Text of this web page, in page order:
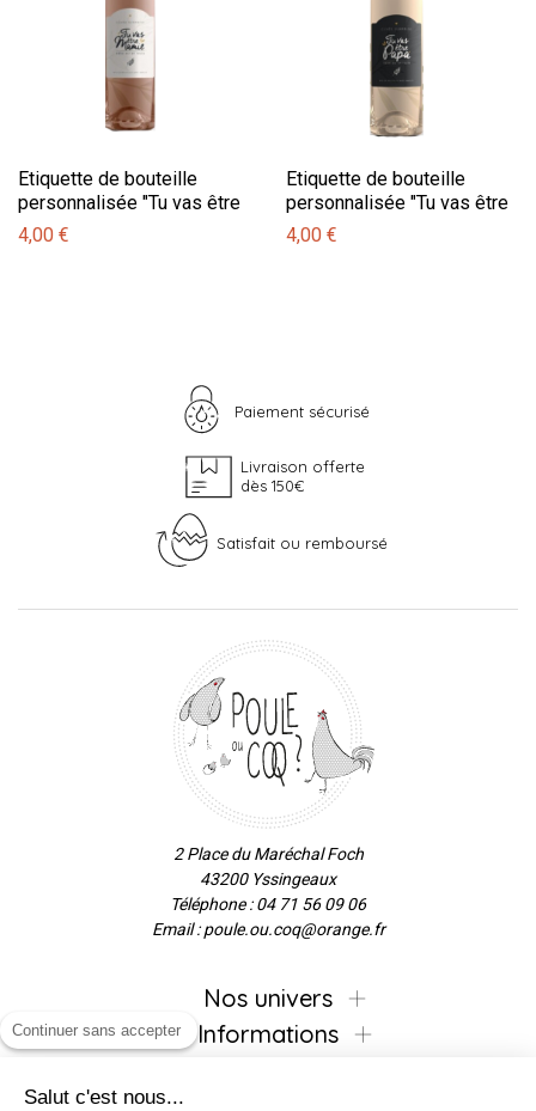
Etiquette de bouteille
personnalisée "Tu vas être
mamie"
4,00 €
Etiquette de bouteille
personnalisée "Tu vas être
papa"
4,00 €
Paiement sécurisé
Livraison offerte
dès 150€
Satisfait ou remboursé
2 Place du Maréchal Foch
43200 Yssingeaux
Téléphone : 04 71 56 09 06
Email : poule.ou.coq@orange.fr
Nos univers
Informations
Continuer sans accepter
Salut c'est nous...